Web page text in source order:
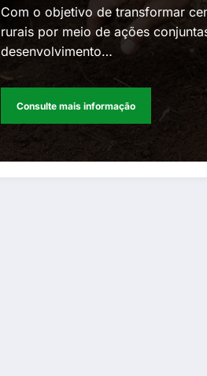
Com o objetivo de transformar
rurais por meio de ações
desenvolvimento…
Consulte mais informação